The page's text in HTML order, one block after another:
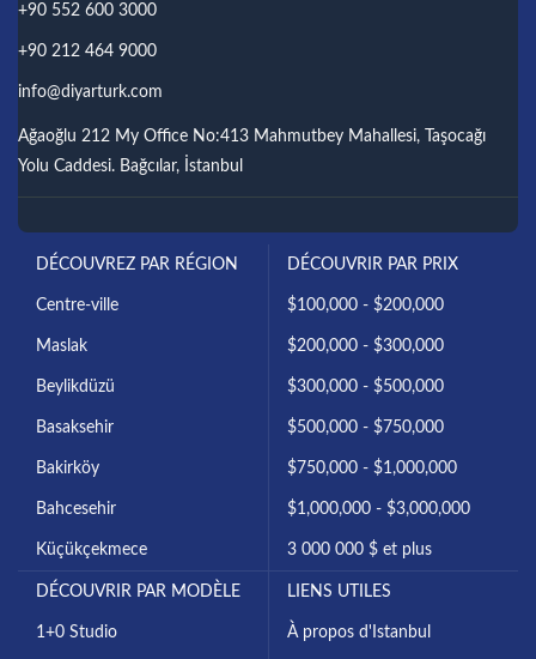
+90 552 600 3000
+90 212 464 9000
info@diyarturk.com
Ağaoğlu 212 My Office No:413 Mahmutbey Mahallesi, Taşocağı
Yolu Caddesi. Bağcılar, İstanbul
DÉCOUVREZ PAR RÉGION
Centre-ville
Maslak
Beylikdüzü
Basaksehir
Bakirköy
Bahcesehir
Küçükçekmece
DÉCOUVRIR PAR PRIX
$100,000 - $200,000
$200,000 - $300,000
$300,000 - $500,000
$500,000 - $750,000
$750,000 - $1,000,000
$1,000,000 - $3,000,000
3 000 000 $ et plus
DÉCOUVRIR PAR MODÈLE
1+0 Studio
LIENS UTILES
À propos d'Istanbul